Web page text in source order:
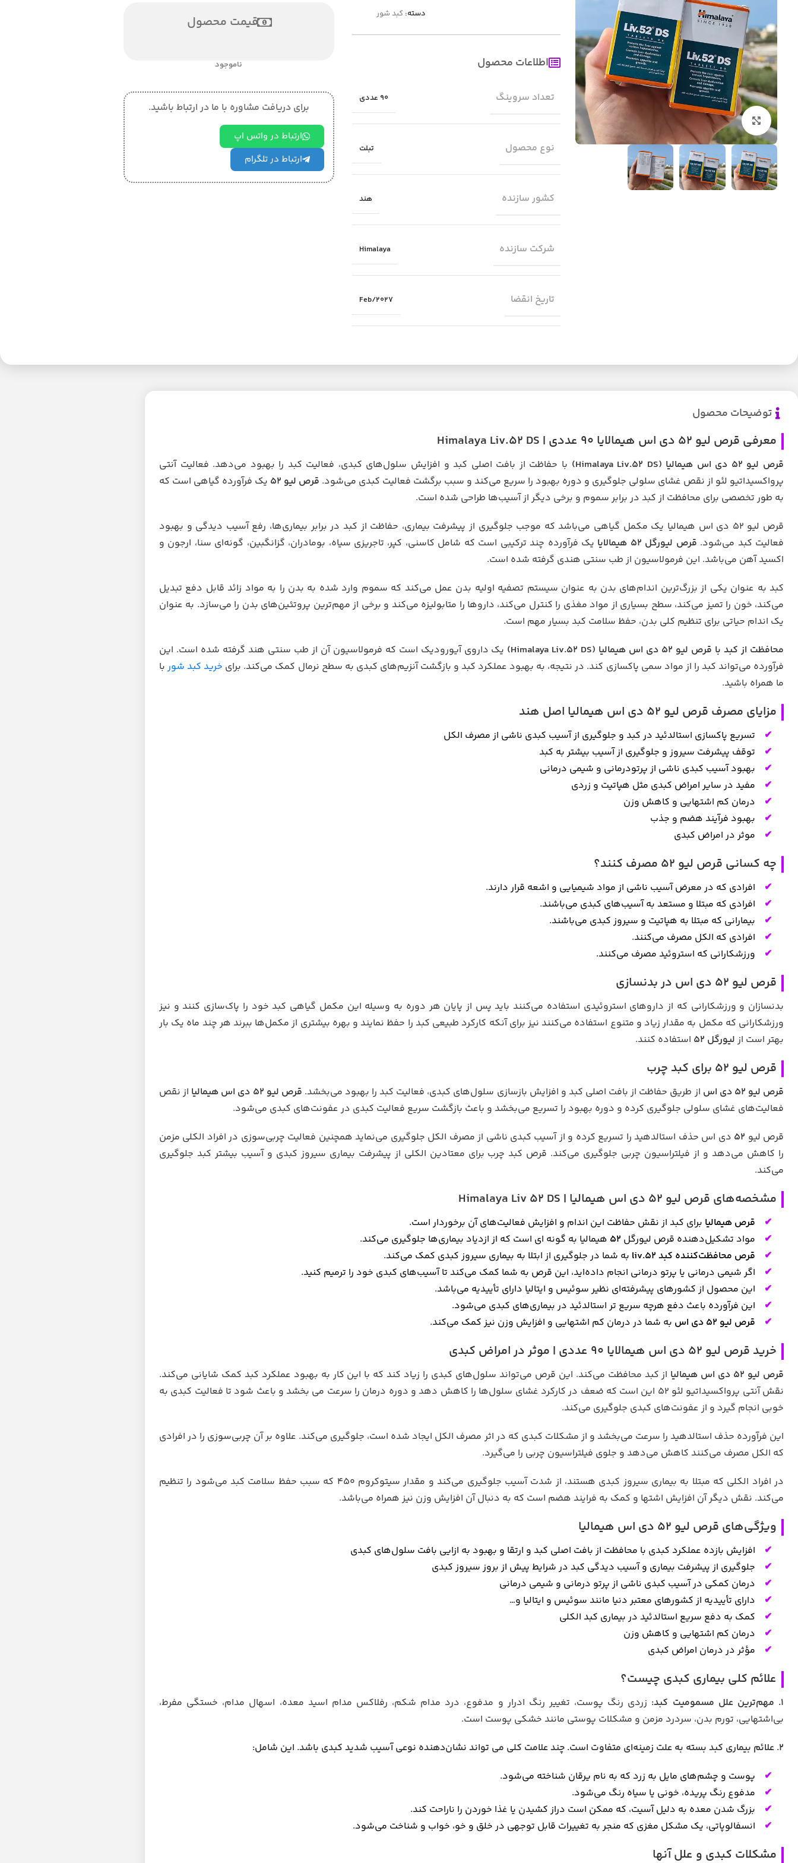
بزرگنمایی تصویر
دسته: کبد شور
اطلاعات محصول
تعداد سروینگ 90 عددی
نوع محصول تبلت
کشور سازنده هند
شرکت سازنده Himalaya
تاریخ انقضا Feb/2027
قیمت محصول
ناموجود
برای دریافت مشاوره با ما در ارتباط باشید.
ارتباط در واتس اپ
ارتباط در تلگرام
توضیحات محصول
معرفی قرص لیو 52 دی اس هیمالایا 90 عددی | Himalaya Liv.52 DS
قرص لیو ۵۲ دی اس هیمالیا (Himalaya Liv.52 DS)
با حفاظت از بافت اصلی کبد و افزایش سلول‌های کبدی، فعالیت کبد را بهبود می‌دهد. فعالیت آنتی
پرواکسیداتیو لئو از نقص غشای سلولی جلوگیری و دوره بهبود را سریع می‌کند و سبب برگشت فعالیت کبدی می‌شود. قرص لیو 52
یک فرآورده گیاهی است که
به طور تخصصی برای محافظت از کبد در برابر سموم و برخی دیگر از آسیب‌ها طراحی شده است.
قرص لیو 52 دی اس هیمالیا یک مکمل گیاهی می‌باشد که موجب جلوگیری از پیشرفت بیماری، حفاظت از کبد در برابر بیماری‌ها، رفع آسیب دیدگی و بهبود
فعالیت کبد می‌شود. قرص لیورگل 52 هیمالایا
یک فرآورده چند ترکیبی است که شامل کاسنی، کپر، تاجریزی سیاه، بومادران، گزانگبین، گونه‌ای سنا، ارجون و
اکسید آهن می‌باشد. این فرمولاسیون از طب سنتی هندی گرفته شده است.
کبد به عنوان یکی از بزرگ‌ترین اندام‌های بدن به عنوان سیستم تصفیه اولیه بدن عمل می‌کند که سموم وارد شده به بدن را به مواد زائد قابل دفع تبدیل
می‌کند، خون را تمیز می‌کند، سطح بسیاری از مواد مغذی را کنترل می‌کند، داروها را متابولیزه می‌کند و برخی از مهم‌ترین پروتئین‌های بدن را می‌سازد. به عنوان
یک اندام حیاتی برای تنظیم کلی بدن، حفظ سلامت کبد بسیار مهم است.
محافظت از کبد با قرص لیو ۵۲ دی اس هیمالیا (Himalaya Liv.52 DS)
یک داروی آیورودیک است که فرمولاسیون آن از طب سنتی هند گرفته شده است. این
فرآورده می‌تواند کبد را از مواد سمی پاکسازی کند. در نتیجه، به بهبود عملکرد کبد و بازگشت آنزیم‌های کبدی به سطح نرمال کمک می‌کند. برای خرید کبد شوربا
ما همراه باشید.
مزایای مصرف قرص لیو 52 دی اس هیمالیا اصل هند
تسریع پاکسازی استالدئید در کبد و جلوگیری از آسیب کبدی ناشی از مصرف الکل
توقف پیشرفت سیروز و جلوگیری از آسیب بیشتر به کبد
بهبود آسیب کبدی ناشی از پرتودرمانی و شیمی درمانی
مفید در سایر امراض کبدی مثل هپاتیت و زردی
درمان کم اشتهایی و کاهش وزن
بهبود فرآیند هضم و جذب
موثر در امراض کبدی
چه کسانی قرص لیو ۵۲ مصرف کنند؟
افرادی که در معرض آسیب ناشی از مواد شیمیایی و اشعه قرار دارند.
افرادی که مبتلا و مستعد به آسیب‌های کبدی می‌باشند.
بیمارانی که مبتلا به هپاتیت و سیروز کبدی می‌باشند.
افرادی که الکل مصرف می‌کنند.
ورزشکارانی که استروئید مصرف می‌کنند.
قرص لیو ۵۲ دی اس در بدنسازی
بدنسازان و ورزشکارانی که از داروهای استروئیدی استفاده می‌کنند باید پس از پایان هر دوره به وسیله این مکمل گیاهی کبد خود را پاک‌سازی کنند و نیز
ورزشکارانی که مکمل به مقدار زیاد و متنوع استفاده می‌کنند نیز برای آنکه کارکرد طبیعی کبد را حفظ نمایند و بهره بیشتری از مکمل‌ها ببرند هر چند ماه یک بار
بهتر است از لیورگل ۵۲ استفاده کنند.
قرص لیو ۵۲ برای کبد چرب
قرص لیو ۵۲ دی اس از طریق حفاظت از بافت اصلی کبد و افزایش بازسازی سلول‌های کبدی، فعالیت کبد را بهبود می‌بخشد. قرص لیو ۵۲ دی اس هیمالیا
از نقص
فعالیت‌های غشای سلولی جلوگیری کرده و دوره بهبود را تسریع می‌بخشد و باعث بازگشت سریع فعالیت کبدی در عفونت‌های کبدی می‌شود.
قرص لیو ۵۲ دی اس حذف استالدهید را تسریع کرده و از آسیب کبدی ناشی از مصرف الکل جلوگیری می‌نماید همچنین فعالیت چربی‌سوزی در افراد الکلی مزمن
را کاهش می‌دهد و از فیلتراسیون چربی جلوگیری می‌کند. قرص کبد چرب برای معتادین الکلی از پیشرفت بیماری سیروز کبدی و آسیب بیشتر کبد جلوگیری
می‌کند.
مشخصه‌های قرص لیو 52 دی اس هیمالیا | Himalaya Liv 52 DS
قرص هیمالیا برای کبد از نقش حفاظت این اندام و افزایش فعالیت‌های آن برخوردار است.
مواد تشکیل‌دهنده قرص لیورگل 52 هیمالیا به گونه ای است که از ازدیاد بیماری‌ها جلوگیری می‌کند.
قرص محافظت‌کننده کبد liv.52
به شما در جلوگیری از ابتلا به بیماری سیروز کبدی کمک می‌کند.
اگر شیمی درمانی یا پرتو درمانی انجام داده‌اید، این قرص به شما کمک می‌کند تا آسیب‌های کبدی خود را ترمیم کنید.
این محصول از کشورهای پیشرفته‌ای نظیر سوئیس و ایتالیا دارای تأییدیه می‌باشد.
این فرآورده باعث دفع هرچه سریع تر استالدئید در بیماری‌های کبدی می‌شود.
قرص لیو 52 دی اس
به شما در درمان کم اشتهایی و افزایش وزن نیز کمک می‌کند.
خرید قرص لیو 52 دی اس هیمالایا 90 عددی | موثر در امراض کبدی
قرص لیو ۵۲ دی اس هیمالیا
از کبد محافظت می‌کند. این قرص می‌تواند سلول‌های کبدی را زیاد کند که با این کار به بهبود عملکرد کبد کمک شایانی می‌کند.
نقش آنتی پرواکسیداتیو لئو ۵۲ این است که ضعف در کارکرد غشای سلول‌ها را کاهش دهد و دوره درمان را سرعت می بخشد و باعث شود تا فعالیت کبدی به
خوبی انجام گیرد و از عفونت‌های کبدی جلوگیری می‌کند.
این فرآورده حذف استالدهید را سرعت می‌بخشد و از مشکلات کبدی که در اثر مصرف الکل ایجاد شده است، جلوگیری می‌کند. علاوه بر آن چربی‌سوزی را در افرادی
که الکل مصرف می‌‌کنند کاهش می‌دهد‌ و جلوی فیلتراسیون چربی را می‌گیرد.
در افراد الکلی که مبتلا به بیماری سیروز کبدی هستند، از شدت آسیب جلوگیری می‌کند و مقدار سیتوکروم ۴۵۰ که سبب حفظ سلامت کبد می‌شود را تنظیم
می‌کند. نقش دیگر آن افزایش اشتها و کمک به فرایند هضم است که به دنبال آن افزایش وزن نیز همراه می‌باشد.
ویژگی‌های قرص لیو ۵۲ دی اس هیمالیا
افزایش بازده عملکرد کبدی با محافظت از بافت اصلی کبد و ارتقا و بهبود به ازایی بافت سلول‌های کبدی
جلوگیری از پیشرفت بیماری و آسیب دیدگی کبد در شرایط پیش از بروز سیروز کبدی
درمان کمکی در آسیب کبدی ناشی از پرتو درمانی و شیمی درمانی
دارای تأییدیه از کشورهای معتبر دنیا مانند سوئیس و ایتالیا و…
کمک به دفع سریع استالدئید در بیماری کبد الکلی
درمان کم اشتهایی و کاهش وزن
مؤثر در درمان امراض کبدی
علائم کلی بیماری کبدی چیست؟
1. مهم‌ترین علل مسمومیت کبد:
زردی رنگ پوست، تغییر رنگ ادرار و مدفوع، درد مدام شکم، رفلاکس مدام اسید معده، اسهال مدام، خستگی مفرط،
بی‌اشتهایی، تورم بدن، سردرد مزمن و مشکلات پوستی مانند خشکی پوست است.
2. علائم بیماری کبد بسته به علت زمینه‌ای متفاوت است. چند علامت کلی می تواند نشان‌دهنده نوعی آسیب شدید کبدی باشد. این شامل:
پوست و چشم‌های مایل به زرد که به نام یرقان شناخته می‌شود.
مدفوع رنگ پریده، خونی یا سیاه رنگ می‌شود.
بزرگ شدن معده به دلیل آسیت، که ممکن است دراز کشیدن یا غذا خوردن را ناراحت کند.
انسفالوپاتی، یک مشکل مغزی که منجر به تغییرات قابل توجهی در خلق و خو، خواب و شناخت می‌شود.
مشکلات کبدی و علل آنها